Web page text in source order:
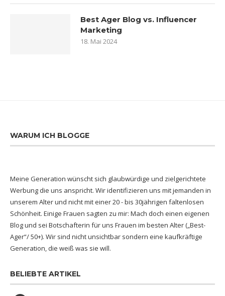
Best Ager Blog vs. Influencer
Marketing
18. Mai 2024
WARUM ICH BLOGGE
Meine Generation wünscht sich glaubwürdige und zielgerichtete
Werbung die uns anspricht. Wir identifizieren uns mit jemanden in
unserem Alter und nicht mit einer 20 - bis 30jährigen faltenlosen
Schönheit. Einige Frauen sagten zu mir: Mach doch einen eigenen
Blog und sei Botschafterin für uns Frauen im besten Alter („Best-
Ager“/ 50+). Wir sind nicht unsichtbar sondern eine kaufkräftige
Generation, die weiß was sie will.
BELIEBTE ARTIKEL